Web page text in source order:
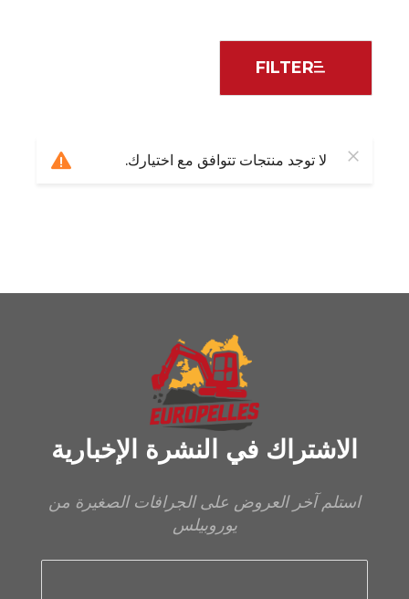
FILTER
لا توجد منتجات تتوافق مع اختيارك.
الاشتراك في النشرة الإخبارية
استلم آخر العروض على الجرافات الصغيرة من
يوروبيلس